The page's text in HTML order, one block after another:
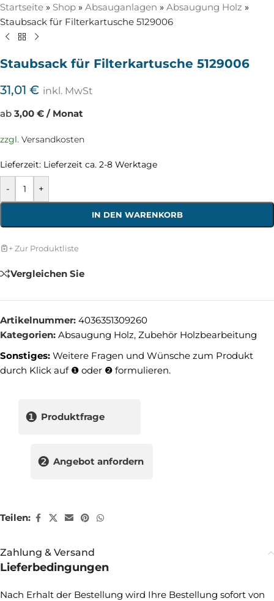
Startseite » Shop » Absauganlagen » Absaugung Holz »
Staubsack für Filterkartusche 5129006
Staubsack für Filterkartusche 5129006
31,01 € inkl. MwSt
ab 3,00 € / Monat
zzgl. Versandkosten
Lieferzeit: Lieferzeit ca. 2-8 Werktage
- +
IN DEN WARENKORB
+ Zur Produktliste
Vergleichen Sie
Artikelnummer: 4036351309260
Kategorien: Absaugung Holz, Zubehör Holzbearbeitung
Sonstiges: Weitere Fragen und Wünsche zum Produkt
durch Klick auf ❶ oder ❷ formulieren.
❶ Produktfrage
❷ Angebot anfordern
Teilen:
Zahlung & Versand
Lieferbedingungen
Nach Erhalt der Bestellung wird Ihre Bestellung sofort von